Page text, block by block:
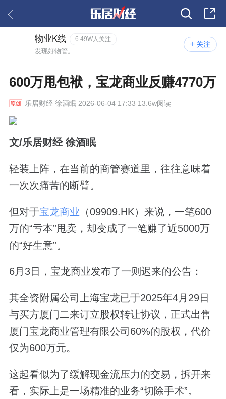
关注
物业K线 6.49W人关注
发现好物管。
600万甩包袱，宝龙商业反赚4770万
乐居财经徐酒眠 2026-06-04 17:33 13.6w阅读
文/乐居财经 徐酒眠
轻装上阵，在当前的商管赛道里，往往意味着
一次次痛苦的断臂。
但对于宝龙商业 （09909.HK）来说，一笔600
万的“亏本”甩卖，却变成了一笔赚了近5000万
的“好生意”。
6月3日，宝龙商业发布了一则迟来的公告：
其全资附属公司上海宝龙已于2025年4月29日
与买方厦门二来订立股权转让协议，正式出售
厦门宝龙商业管理有限公司60%的股权，代价
仅为600万元。
这起看似为了缓解现金流压力的交易，拆开来
看，实际上是一场精准的业务“切除手术”。